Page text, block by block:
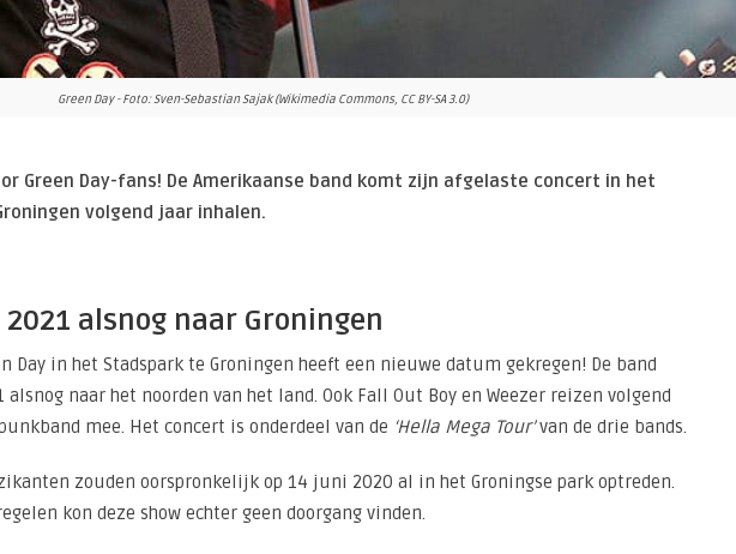
Green Day - Foto: Sven-Sebastian Sajak (Wikimedia Commons, CC BY-SA 3.0)
Green Day-fans! De Amerikaanse band komt zijn afgelaste concert in het
volgend jaar inhalen.
2021 alsnog naar Groningen
Day in het Stadspark te Groningen heeft een nieuwe datum gekregen! De band
naar het noorden van het land. Ook Fall Out Boy en Weezer reizen volgend
mee. Het concert is onderdeel van de ‘Hella Mega Tour’van de drie bands.
zouden oorspronkelijk op 14 juni 2020 al in het Groningse park optreden.
kon deze show echter geen doorgang vinden.